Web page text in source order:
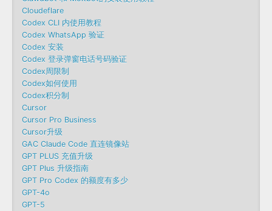
Cloudeflare
Codex CLI 内使用教程
Codex WhatsApp 验证
Codex 安装
Codex 登录弹窗电话号码验证
Codex周限制
Codex如何使用
Codex积分制
Cursor
Cursor Pro Business
Cursor升级
GAC Claude Code 直连镜像站
GPT PLUS 充值升级
GPT Plus 升级指南
GPT Pro Codex 的额度有多少
GPT-4o
GPT-5